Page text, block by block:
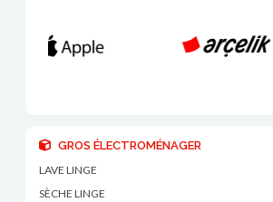
GROS ÉLECTROMÉNAGER
LAVE LINGE
SÈCHE LINGE